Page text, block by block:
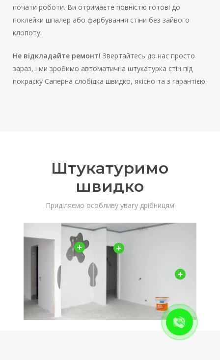
почати роботи. Ви отримаєте повністю готові до
поклейки шпалер або фарбування стіни без зайвого
клопоту.
Не відкладайте ремонт! Звертайтесь до нас просто
зараз, і ми зробимо автоматична штукатурка стін під
покраску Саперна слобідка швидко, якісно та з гарантією.
Штукатуримо
швидко
Приділяємо особливу увагу дрібницям